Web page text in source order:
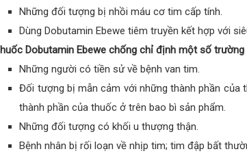
Những đối tượng bị nhồi máu cơ tim cấp tính.
Dùng Dobutamin Ebewe tiêm truyền kết hợp với
Dobutamin Ebewe chống chỉ định một số trường
Những người có tiền sử về bệnh van tim.
Đối tượng bị mẫn cảm với những thành phần của
thành phần của thuốc ở trên bao bì sản phẩm.
Những đối tượng có khối u thượng thận.
Bệnh nhân bị rối loạn về nhịp tim; tim đập bất